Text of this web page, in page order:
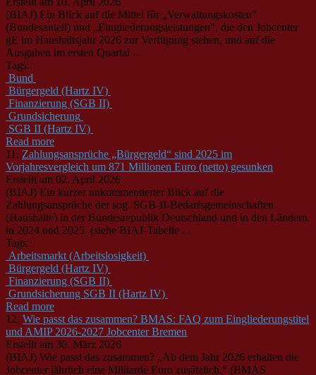
(BIAJ) Ein Blick auf die Mittel für „Verwaltungskosten“
(Bundesanteil) und „Eingliederungsleistungen“, die den Jobcenter
gE im Haushaltsjahr 2026 zur Verfügung stehen, und auf die
Ausgaben im ersten Quartal ...
Tags:
Bund
Bürgergeld (Hartz IV)
Finanzierung (SGB II)
Grundsicherung
SGB II (Hartz IV)
Read more
11. Zahlungsansprüche „Bürgergeld“ sind 2025 im
Vorjahresvergleich um 871 Millionen Euro (netto) gesunken
Erstellt am 02. April 2026
(BIAJ) Ein kurzer unkommentierter Blick auf die
Zahlungsansprüche der sog. SGB-II-Bedarfsgemeinschaften
(Haushalte) in der Bundesrepublik Deutschland und in den Ländern
in 2024 und 2025. (siehe BIAJ-Tabelle ...
Tags:
Arbeitsmarkt (Arbeitslosigkeit)
Bürgergeld (Hartz IV)
Finanzierung (SGB II)
Grundsicherung SGB II (Hartz IV)
Read more
12. Wie passt das zusammen? BMAS: FAQ zum Eingliederungstitel
und AMIP 2026-2027 Jobcenter Bremen
Erstellt am 30. März 2026
(BIAJ) Wie passt das zusammen? „Ab dem Jahr 2026 erhalten die
Jobcenter jährlich eine Milliarde Euro zusätzlich.“ (BMAS